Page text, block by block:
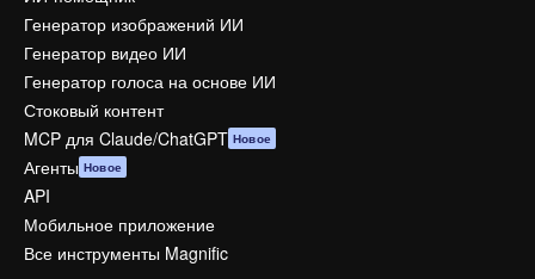
Генератор изображений ИИ
Генератор видео ИИ
Генератор голоса на основе ИИ
Стоковый контент
MCP для Claude/ChatGPT Новое
Агенты Новое
API
Мобильное приложение
Все инструменты Magnific